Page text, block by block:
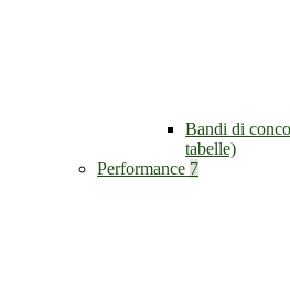
Bandi di
tabelle)
Performance 7